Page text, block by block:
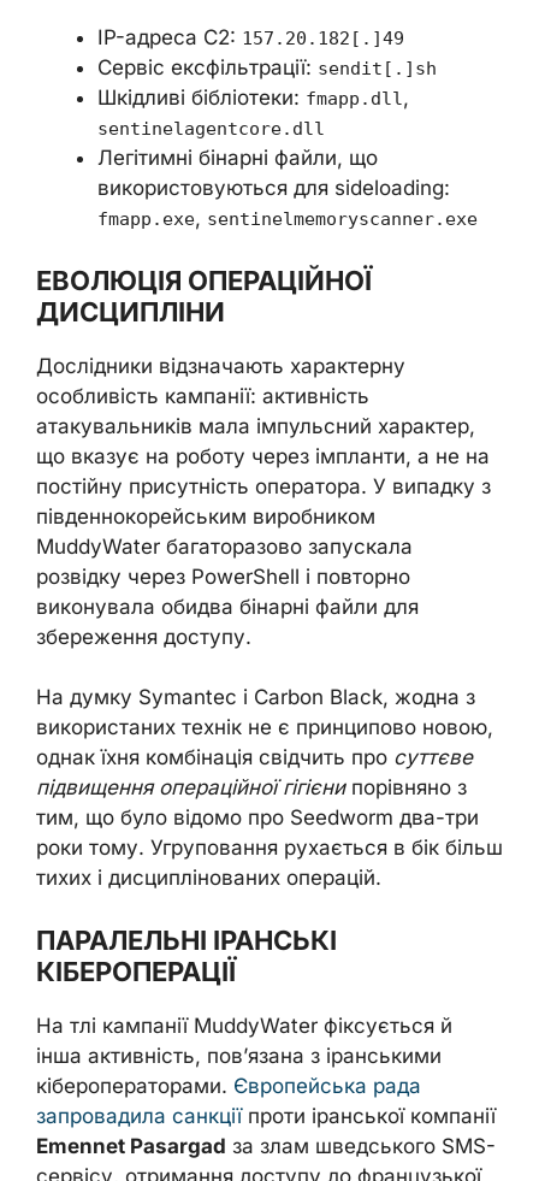
IP-адреса C2: 157.20.182[.]49
Сервіс ексфільтрації: sendit[.]sh
Шкідливі бібліотеки: fmapp.dll,
sentinelagentcore.dll
Легітимні бінарні файли, що
використовуються для sideloading:
fmapp.exe, sentinelmemoryscanner.exe
ЕВОЛЮЦІЯ ОПЕРАЦІЙНОЇ
ДИСЦИПЛІНИ
Дослідники відзначають характерну
особливість кампанії: активність
атакувальників мала імпульсний характер,
що вказує на роботу через імпланти, а не на
постійну присутність оператора. У випадку з
південнокорейським виробником
MuddyWater багаторазово запускала
розвідку через PowerShell і повторно
виконувала обидва бінарні файли для
збереження доступу.
На думку Symantec і Carbon Black, жодна з
використаних технік не є принципово новою,
однак їхня комбінація свідчить про суттєве
підвищення операційної гігієнипорівняно з
тим, що було відомо про Seedworm два-три
роки тому. Угруповання рухається в бік більш
тихих і дисциплінованих операцій.
ПАРАЛЕЛЬНІ ІРАНСЬКІ
КІБЕРОПЕРАЦІЇ
На тлі кампанії MuddyWater фіксується й
інша активність, пов’язана з іранськими
кібероператорами. Європейська рада
запровадила санкціїпроти іранської компанії
Emennet Pasargad за злам шведського SMS-
сервісу, отримання доступу до французької